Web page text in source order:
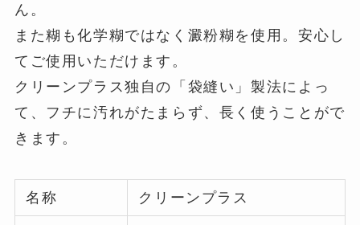
ん。
また糊も化学糊ではなく澱粉糊を使用。安心し
てご使用いただけます。
クリーンプラス独自の「袋縫い」製法によっ
て、フチに汚れがたまらず、長く使うことがで
きます。
名称 クリーンプラス